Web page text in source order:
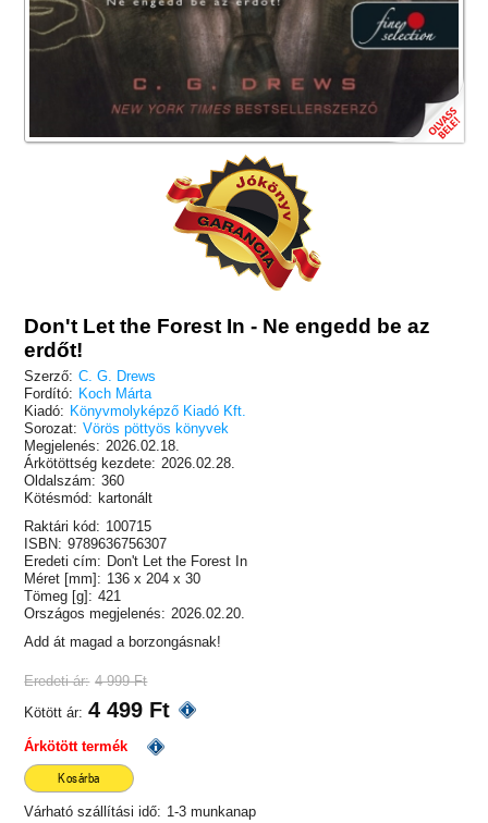
Don't Let the Forest In - Ne engedd be az
erdőt!
Szerző: C. G. Drews
Fordító: Koch Márta
Kiadó: Könyvmolyképző Kiadó Kft.
Sorozat: Vörös pöttyös könyvek
Megjelenés: 2026.02.18.
Árkötöttség kezdete: 2026.02.28.
Oldalszám: 360
Kötésmód: kartonált
Raktári kód: 100715
ISBN: 9789636756307
Eredeti cím: Don't Let the Forest In
Méret [mm]: 136 x 204 x 30
Tömeg [g]: 421
Országos megjelenés: 2026.02.20.
Add át magad a borzongásnak!
Eredeti ár: 4 999 Ft
Kötött ár: 4 499 Ft
Árkötött termék
Kosárba
Várható szállítási idő: 1-3 munkanap